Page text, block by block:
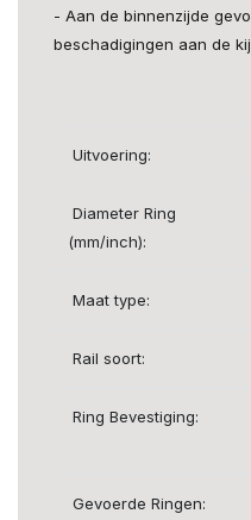
- Aan de binnenzijde
beschadigingen aan de
Uitvoering:
Diameter Ring
(mm/inch):
Maat type:
Rail soort:
Ring Bevestiging:
Gevoerde Ringen: